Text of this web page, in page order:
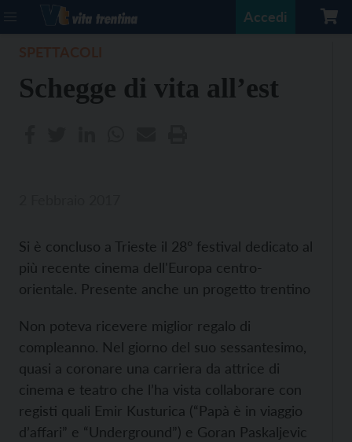
Accedi
Schegge di vita all’est
Si è concluso a Trieste il 28° festival dedicato al
più recente cinema dell'Europa centro-
orientale. Presente anche un progetto trentino
Non poteva ricevere miglior regalo di
compleanno. Nel giorno del suo sessantesimo,
quasi a coronare una carriera da attrice di
cinema e teatro che l’ha vista collaborare con
registi quali Emir Kusturica (“Papà è in viaggio
d’affari” e “Underground”) e Goran Paskaljevic